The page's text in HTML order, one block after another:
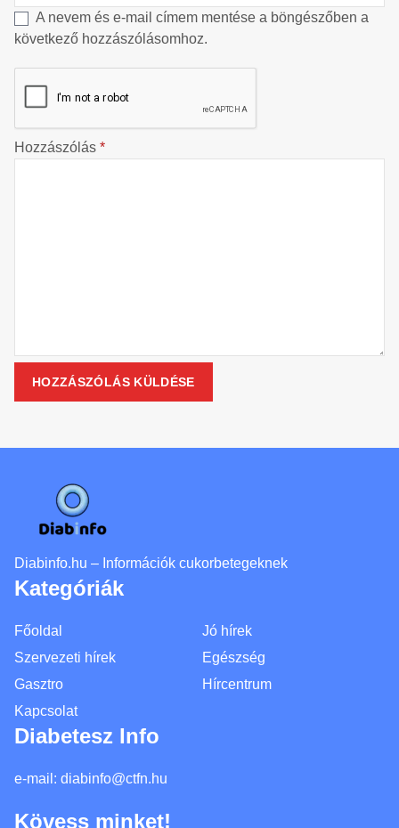
A nevem és e-mail címem mentése a böngészőben a
következő hozzászólásomhoz.
Hozzászólás *
Diabinfo.hu – Információk cukorbetegeknek
Kategóriák
Főoldal
Jó hírek
Szervezeti hírek
Egészség
Gasztro
Hírcentrum
Kapcsolat
Diabetesz Info
e-mail: diabinfo@ctfn.hu
Kövess minket!